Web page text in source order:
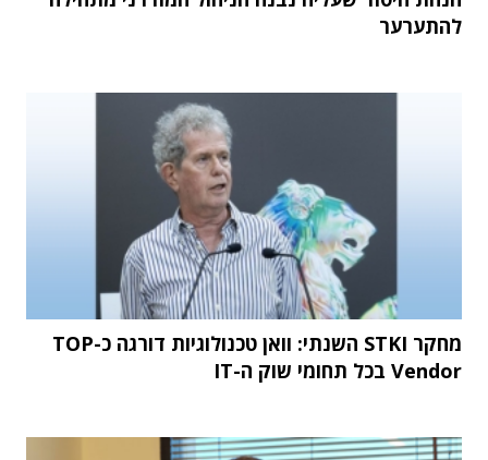
להתערער
מחקר STKI השנתי: וואן טכנולוגיות דורגה כ-TOP
Vendor בכל תחומי שוק ה-IT